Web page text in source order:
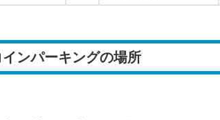
インパーキングの場所